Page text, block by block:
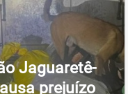
Jaguaretê-
prejuízo